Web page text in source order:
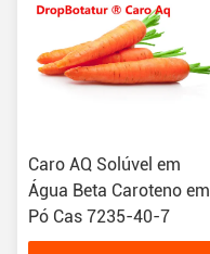
Caro AQ Solúvel em
Água Beta Caroteno em
Pó Cas 7235-40-7